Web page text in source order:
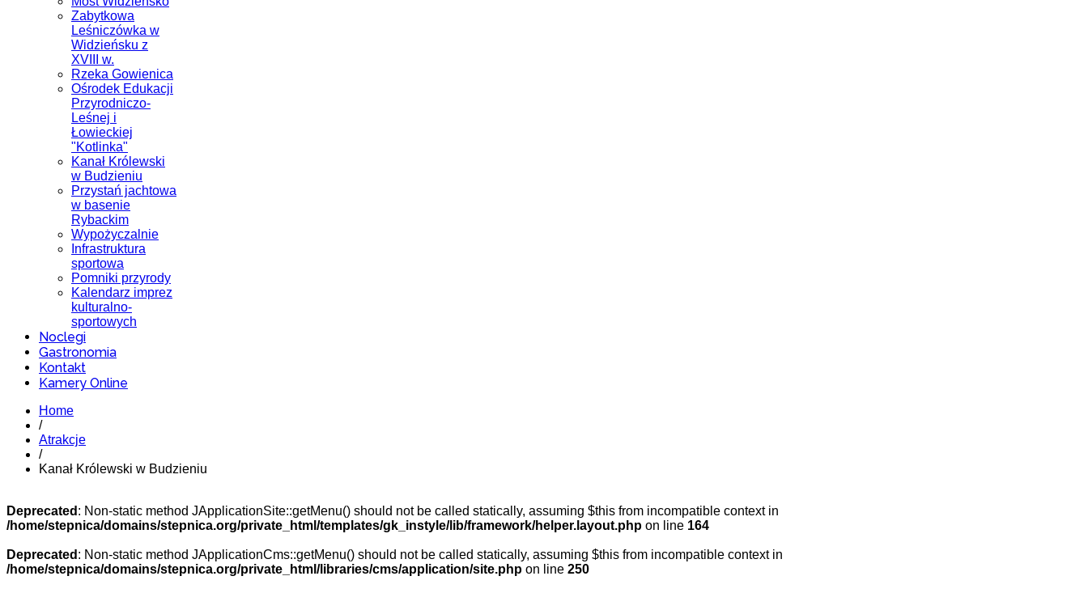
Zabytkowa
Leśniczówka w
Widzieńsku z
XVIII w.
Rzeka Gowienica
Ośrodek Edukacji
Przyrodniczo-
Leśnej i
Łowieckiej
"Kotlinka"
Kanał Królewski
w Budzieniu
Przystań jachtowa
w basenie
Rybackim
Wypożyczalnie
Infrastruktura
sportowa
Pomniki przyrody
Kalendarz imprez
kulturalno-
sportowych
Noclegi
Gastronomia
Kontakt
Kamery Online
Home
/
Atrakcje
/
Kanał Królewski w Budzieniu
Deprecated : Non-static method JApplicationSite::getMenu() should not be called statically, assuming $this from incompatible context in
/home/stepnica/domains/stepnica.org/private_html/templates/gk_instyle/lib/framework/helper.layout.php on line 164
Deprecated : Non-static method JApplicationCms::getMenu() should not be called statically, assuming $this from incompatible context in
/home/stepnica/domains/stepnica.org/private_html/libraries/cms/application/site.php on line 250